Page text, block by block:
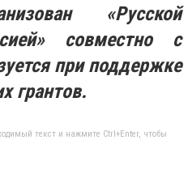
«Русской
совместно с
при поддержке
грантов.
текст и нажмите Ctrl+Enter, чтобы